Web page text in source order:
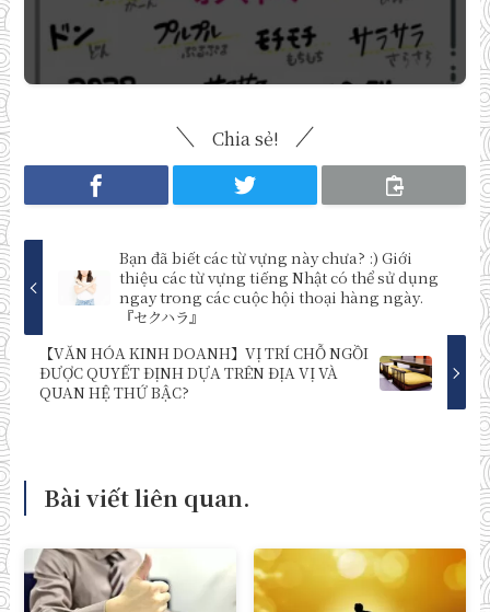
Chia sẻ!
Bạn đã biết các từ vựng này chưa? :) Giới
thiệu các từ vựng tiếng Nhật có thể sử dụng
ngay trong các cuộc hội thoại hàng ngày.
『セクハラ』
【VĂN HÓA KINH DOANH】VỊ TRÍ CHỖ NGỒI
ĐƯỢC QUYẾT ĐỊNH DỰA TRÊN ĐỊA VỊ VÀ
QUAN HỆ THỨ BẬC?
Bài viết liên quan.